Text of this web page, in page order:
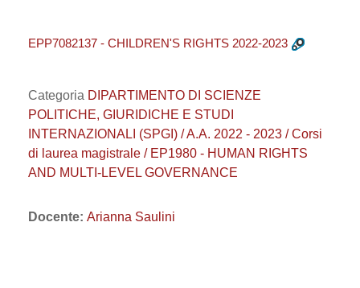
EPP7082137 - CHILDREN'S RIGHTS 2022-2023
Categoria DIPARTIMENTO DI SCIENZE
POLITICHE, GIURIDICHE E STUDI
INTERNAZIONALI (SPGI) / A.A. 2022 - 2023 / Corsi
di laurea magistrale / EP1980 - HUMAN RIGHTS
AND MULTI-LEVEL GOVERNANCE
Docente: Arianna Saulini